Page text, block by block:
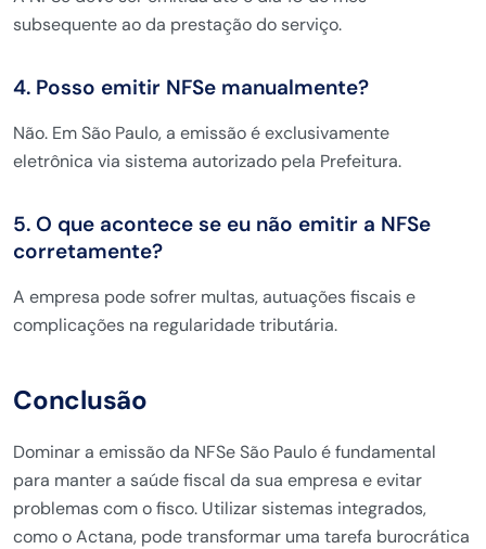
subsequente ao da prestação do serviço.
4. Posso emitir NFSe manualmente?
Não. Em São Paulo, a emissão é exclusivamente
eletrônica via sistema autorizado pela Prefeitura.
5. O que acontece se eu não emitir a NFSe
corretamente?
A empresa pode sofrer multas, autuações fiscais e
complicações na regularidade tributária.
Conclusão
Dominar a emissão da NFSe São Paulo é fundamental
para manter a saúde fiscal da sua empresa e evitar
problemas com o fisco. Utilizar sistemas integrados,
como o Actana, pode transformar uma tarefa burocrática